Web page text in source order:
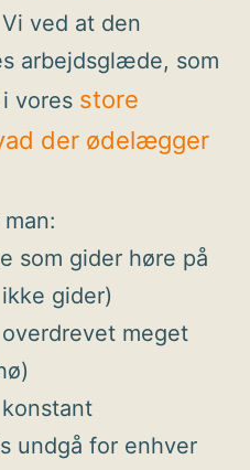
ved at den
arbejdsglæde, som
vores store
der ødelægger
som gider høre på
gider)
meget
undgå for enhver